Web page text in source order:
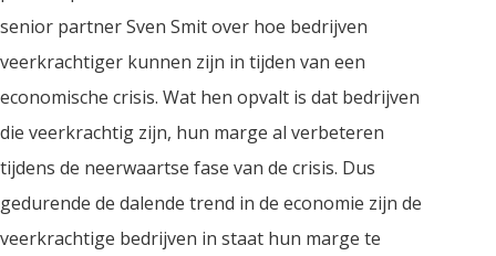
senior partner Sven Smit over hoe bedrijven
veerkrachtiger kunnen zijn in tijden van een
economische crisis. Wat hen opvalt is dat bedrijven
die veerkrachtig zijn, hun marge al verbeteren
tijdens de neerwaartse fase van de crisis. Dus
gedurende de dalende trend in de economie zijn de
veerkrachtige bedrijven in staat hun marge te